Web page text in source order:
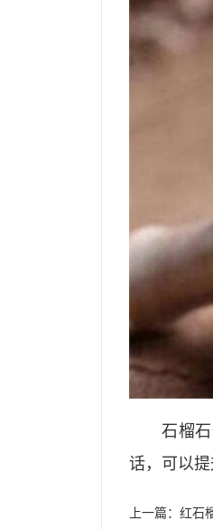
石榴
话，可以
上一篇： 红石